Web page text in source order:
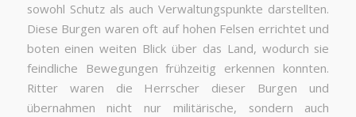
sowohl Schutz als auch Verwaltungspunkte darstellten.
Diese Burgen waren oft auf hohen Felsen errichtet und
boten einen weiten Blick über das Land, wodurch sie
feindliche Bewegungen frühzeitig erkennen konnten.
Ritter waren die Herrscher dieser Burgen und
übernahmen nicht nur militärische, sondern auch